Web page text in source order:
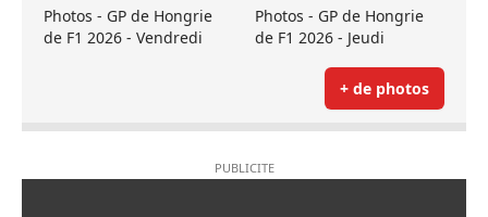
Photos - GP de Hongrie
de F1 2026 - Vendredi
Photos - GP de Hongrie
de F1 2026 - Jeudi
+ de photos